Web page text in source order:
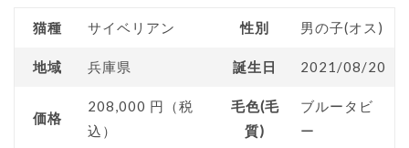
猫種 サイベリアン 性別 男の子(オス)
地域 兵庫県 誕生日 2021/08/20
価格
208,000 円（税
込）
毛色(毛
質)
ブルータビ
ー